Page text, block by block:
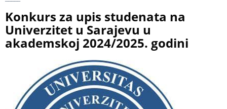
Konkurs za upis studenata na
Univerzitet u Sarajevu u
akademskoj 2024/2025. godini